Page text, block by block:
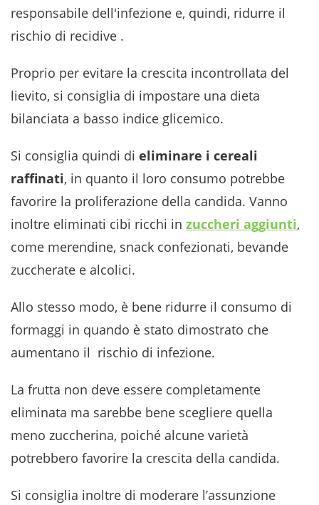
responsabile dell'infezione e, quindi, ridurre il
rischio di recidive .
Proprio per evitare la crescita incontrollata del
lievito, si consiglia di impostare una dieta
bilanciata a basso indice glicemico.
Si consiglia quindi di eliminare i cereali
raffinati, in quanto il loro consumo potrebbe
favorire la proliferazione della candida. Vanno
inoltre eliminati cibi ricchi in zuccheri aggiunti,
come merendine, snack confezionati, bevande
zuccherate e alcolici.
Allo stesso modo, è bene ridurre il consumo di
formaggi in quando è stato dimostrato che
aumentano il rischio di infezione.
La frutta non deve essere completamente
eliminata ma sarebbe bene scegliere quella
meno zuccherina, poiché alcune varietà
potrebbero favorire la crescita della candida.
Si consiglia inoltre di moderare l’assunzione